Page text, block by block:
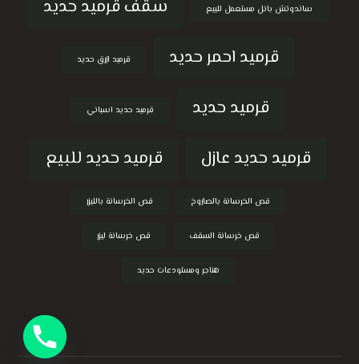
ساندوتش بانل مستعمل للبيع
سقف قرميد حديد
قرميد احمر حديد
قرميد ازرق حديد
قرميد حديد قرميد حديد اسباني
قرميد حديد عازل قرميد حديد للبيع
قص الخرسانة بالصاروخ قص الخرسانة بالليزر
قص خرسانة السقف قص خرسانة ليزر
هناجر ومستودعات حديد